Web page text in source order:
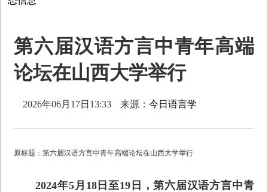
第六届汉语方言中青年高端
论坛在山西大学举行
2026年06月17日13:33 来源：今日语言学
原标题：第六届汉语方言中青年高端论坛在山西大学举行
2024年5月18日至19日，第六届汉语方言中青